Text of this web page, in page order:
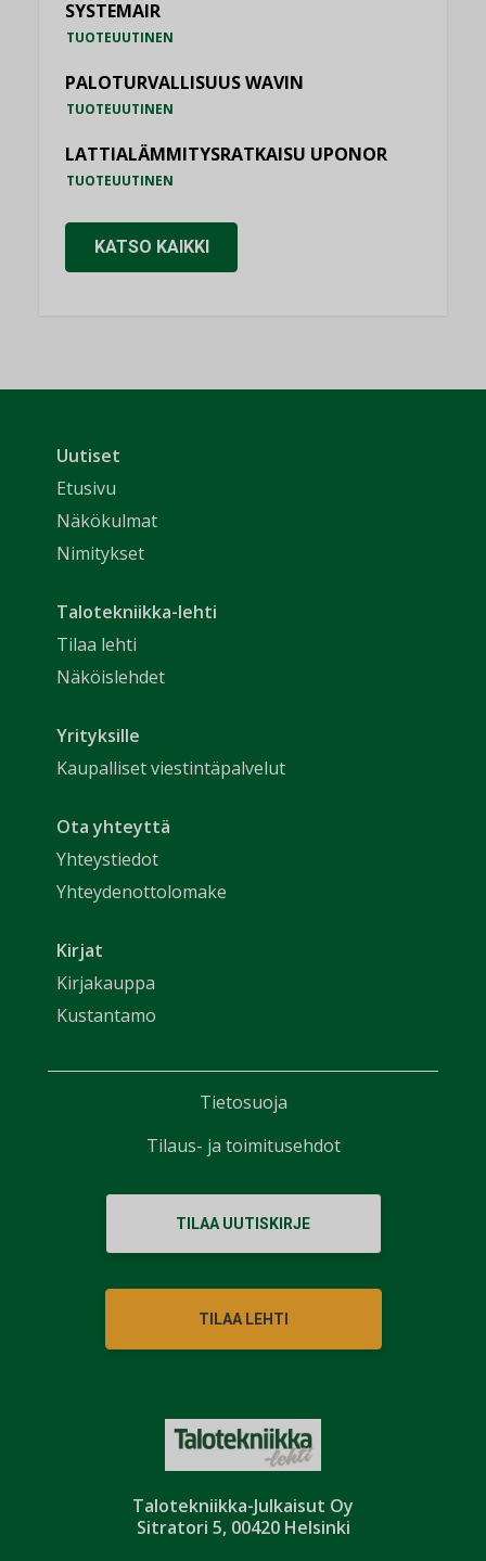
SYSTEMAIR
TUOTEUUTINEN
PALOTURVALLISUUS WAVIN
TUOTEUUTINEN
LATTIALÄMMITYSRATKAISU UPONOR
TUOTEUUTINEN
KATSO KAIKKI
Talotekniikka-Julkaisut Oy
Sitratori 5, 00420 Helsinki
Uutiset
Etusivu
Näkökulmat
Nimitykset
Talotekniikka-lehti
Tilaa lehti
Näköislehdet
Yrityksille
Kaupalliset viestintäpalvelut
Ota yhteyttä
Yhteystiedot
Yhteydenottolomake
Kirjat
Kirjakauppa
Kustantamo
TILAA UUTISKIRJE
TILAA LEHTI
Tietosuoja
Tilaus- ja toimitusehdot